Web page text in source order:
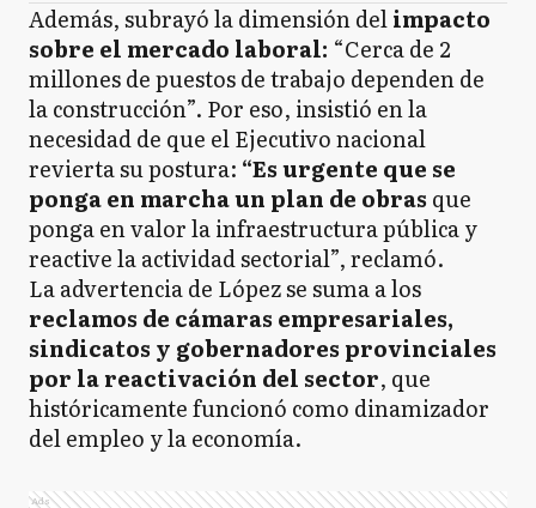
Además, subrayó la dimensión delimpacto
sobre el mercado laboral: “Cerca de 2
millones de puestos de trabajo dependen de
la construcción”. Por eso, insistió en la
necesidad de que el Ejecutivo nacional
revierta su postura: “Es urgente que se
ponga en marcha un plan de obras que
ponga en valor la infraestructura pública y
reactive la actividad sectorial”, reclamó.
La advertencia de López se suma a los
reclamos de cámaras empresariales,
sindicatos y gobernadores provinciales
por la reactivación del sector, que
históricamente funcionó como dinamizador
del empleo y la economía.
Ads